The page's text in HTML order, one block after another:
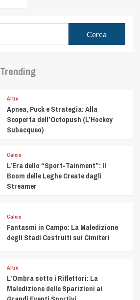
Trending
Altro
Apnea, Puck e Strategia: Alla
Scoperta dell’Octopush (L’Hockey
Subacqueo)
Calcio
L’Era dello “Sport-Tainment”: Il
Boom delle Leghe Create dagli
Streamer
Calcio
Fantasmi in Campo: La Maledizione
degli Stadi Costruiti sui Cimiteri
Altro
L’Ombra sotto i Riflettori: La
Maledizione delle Sparizioni ai